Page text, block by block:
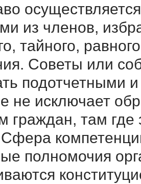
из членов,
тайного,
Советы или
подотчетными
не исключает
граждан, там где
полномочия